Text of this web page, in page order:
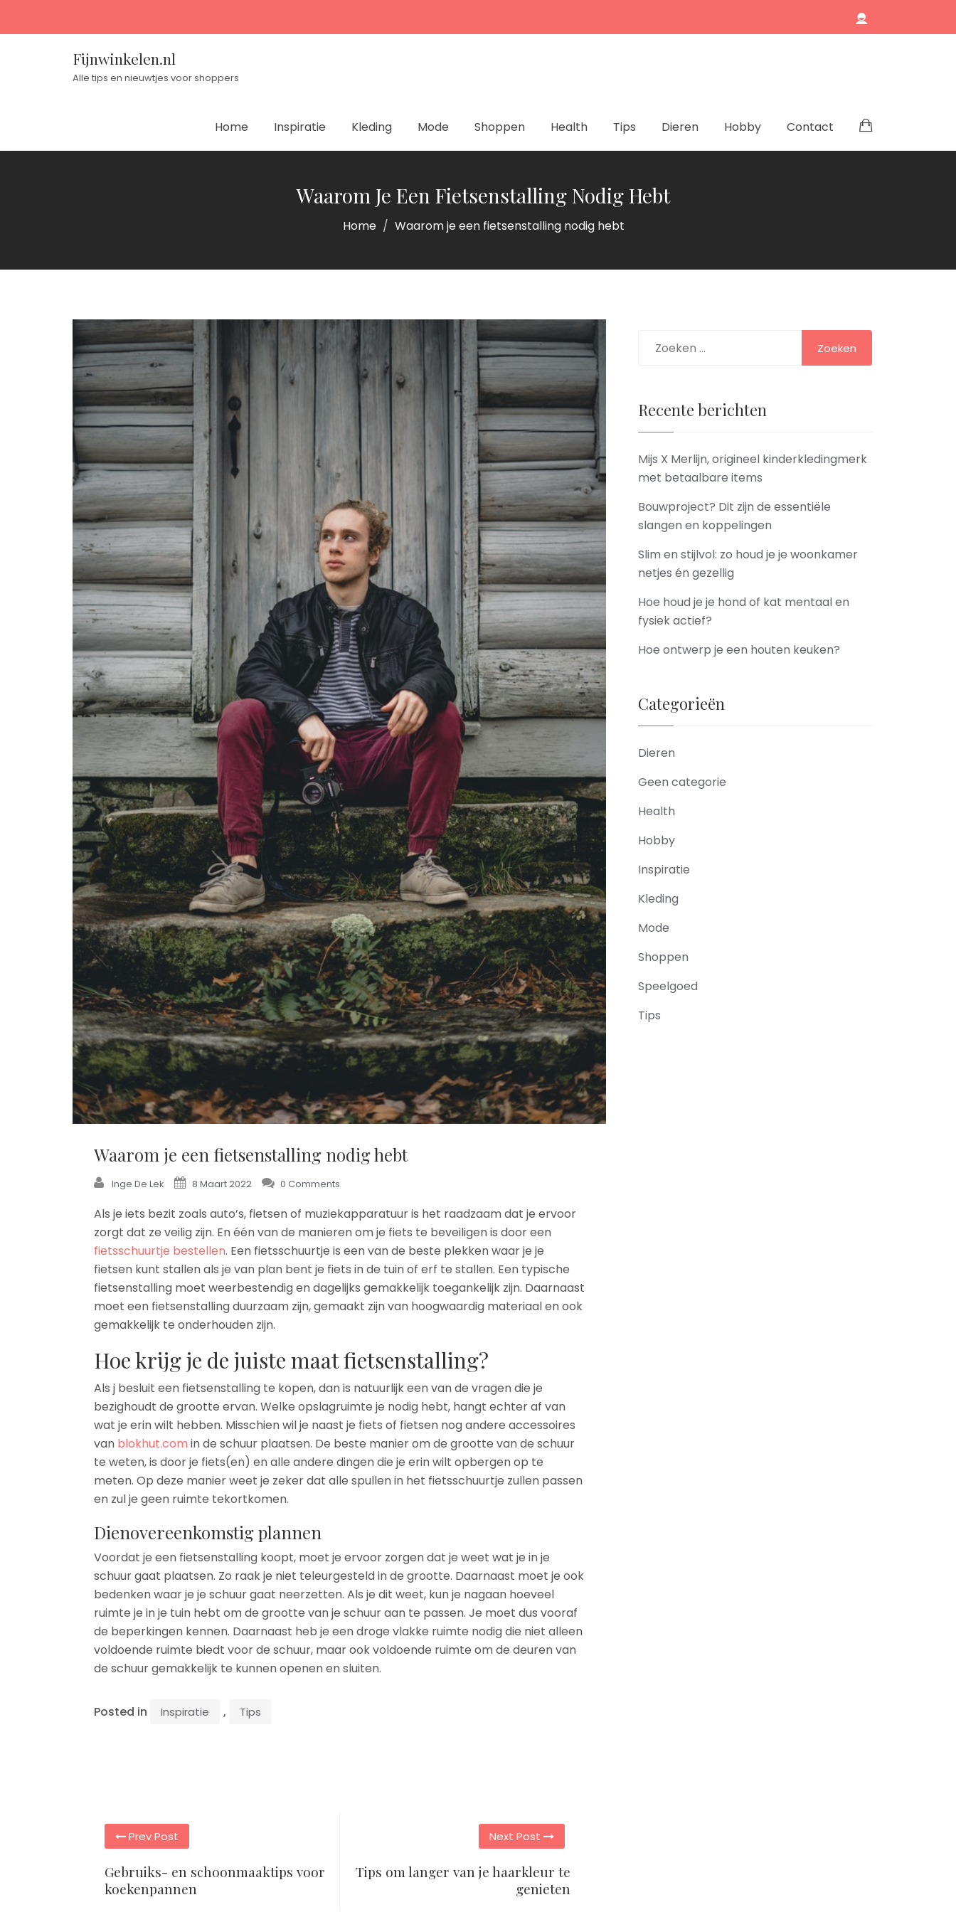
Fijnwinkelen.nl
Alle tips en nieuwtjes voor shoppers
Home Inspiratie Kleding Mode Shoppen Health Tips Dieren Hobby Contact
Waarom Je Een Fietsenstalling Nodig Hebt
Home Waarom je een fietsenstalling nodig hebt
Waarom je een fietsenstalling nodig hebt
Inge De Lek 8 Maart 2022 0 Comments
Als je iets bezit zoals auto’s, fietsen of muziekapparatuur is het raadzaam dat je ervoor
zorgt dat ze veilig zijn. En één van de manieren om je fiets te beveiligen is door een
fietsschuurtje bestellen. Een fietsschuurtje is een van de beste plekken waar je je
fietsen kunt stallen als je van plan bent je fiets in de tuin of erf te stallen. Een typische
fietsenstalling moet weerbestendig en dagelijks gemakkelijk toegankelijk zijn. Daarnaast
moet een fietsenstalling duurzaam zijn, gemaakt zijn van hoogwaardig materiaal en ook
gemakkelijk te onderhouden zijn.
Hoe krijg je de juiste maat fietsenstalling?
Als j besluit een fietsenstalling te kopen, dan is natuurlijk een van de vragen die je
bezighoudt de grootte ervan. Welke opslagruimte je nodig hebt, hangt echter af van
wat je erin wilt hebben. Misschien wil je naast je fiets of fietsen nog andere accessoires
van blokhut.com in de schuur plaatsen. De beste manier om de grootte van de schuur
te weten, is door je fiets(en) en alle andere dingen die je erin wilt opbergen op te
meten. Op deze manier weet je zeker dat alle spullen in het fietsschuurtje zullen passen
en zul je geen ruimte tekortkomen.
Dienovereenkomstig plannen
Voordat je een fietsenstalling koopt, moet je ervoor zorgen dat je weet wat je in je
schuur gaat plaatsen. Zo raak je niet teleurgesteld in de grootte. Daarnaast moet je ook
bedenken waar je je schuur gaat neerzetten. Als je dit weet, kun je nagaan hoeveel
ruimte je in je tuin hebt om de grootte van je schuur aan te passen. Je moet dus vooraf
de beperkingen kennen. Daarnaast heb je een droge vlakke ruimte nodig die niet alleen
voldoende ruimte biedt voor de schuur, maar ook voldoende ruimte om de deuren van
de schuur gemakkelijk te kunnen openen en sluiten.
Posted in Inspiratie , Tips
Post
navigation
Prev Post
Gebruiks- en schoonmaaktips voor
koekenpannen
Next Post
Tips om langer van je haarkleur te
genieten
naar:
Recente berichten
Mijs X Merlijn, origineel kinderkledingmerk
met betaalbare items
Bouwproject? Dit zijn de essentiële
slangen en koppelingen
Slim en stijlvol: zo houd je je woonkamer
netjes én gezellig
Hoe houd je je hond of kat mentaal en
fysiek actief?
Hoe ontwerp je een houten keuken?
Categorieën
Dieren
Geen categorie
Health
Hobby
Inspiratie
Kleding
Mode
Shoppen
Speelgoed
Tips